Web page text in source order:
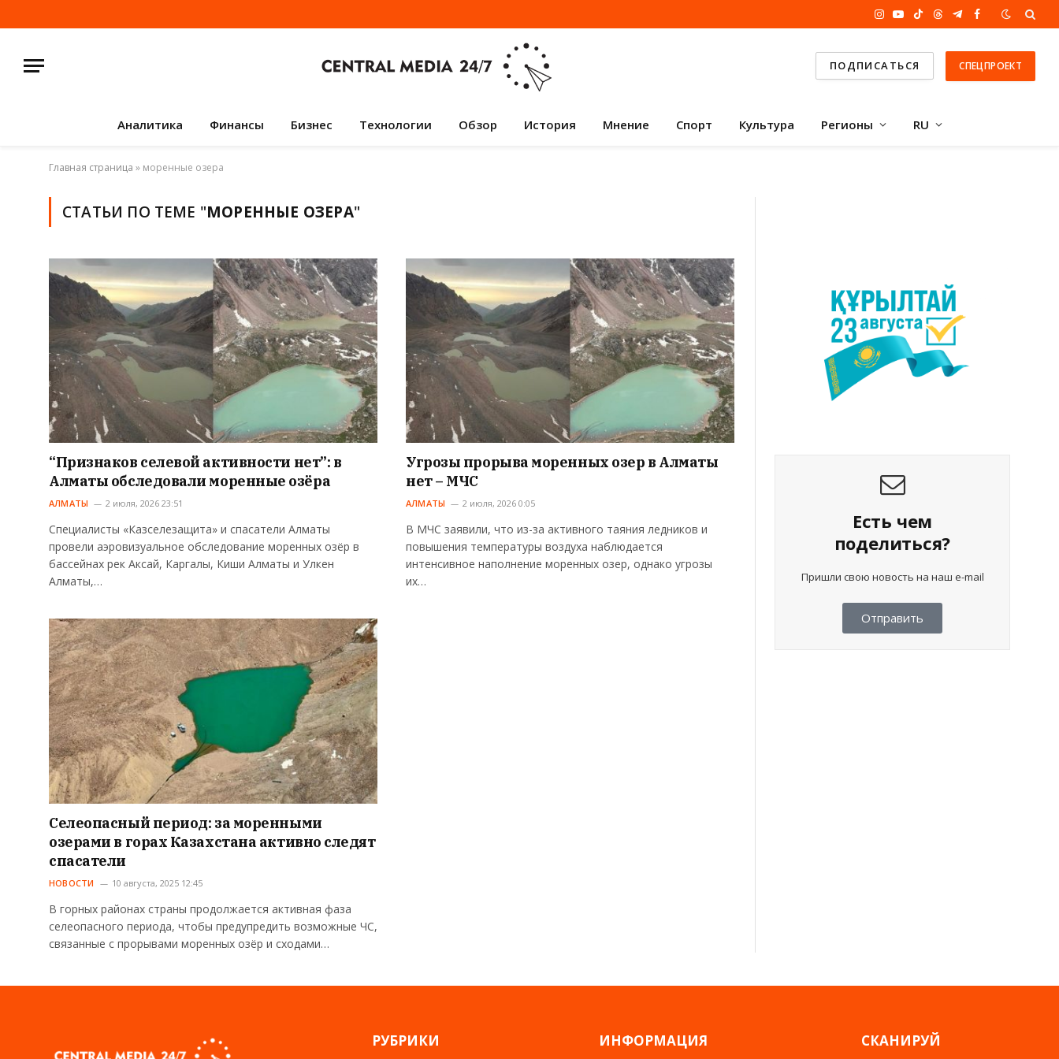
Instagram
YouTube
TikTokThreadsTelegram
Facebook
ПОДПИСАТЬСЯ СПЕЦПРОЕКТ
Аналитика Финансы Бизнес Технологии Обзор История Мнение Спорт Культура Регионы RU
Главная страница » моренные озера
СТАТЬИ ПО ТЕМЕ "МОРЕННЫЕ ОЗЕРА"
“Признаков селевой активности нет”: в
Алматы обследовали моренные озёра
АЛМАТЫ 2 июля, 2026 23:51
Специалисты «Казселезащита» и спасатели Алматы
провели аэровизуальное обследование моренных озёр в
бассейнах рек Аксай, Каргалы, Киши Алматы и Улкен
Алматы,…
Угрозы прорыва моренных озер в Алматы
нет – МЧС
АЛМАТЫ 2 июля, 2026 0:05
В МЧС заявили, что из-за активного таяния ледников и
повышения температуры воздуха наблюдается
интенсивное наполнение моренных озер, однако угрозы
их…
Селеопасный период: за моренными
озерами в горах Казахстана активно следят
спасатели
НОВОСТИ 10 августа, 2025 12:45
В горных районах страны продолжается активная фаза
селеопасного периода, чтобы предупредить возможные ЧС,
связанные с прорывами моренных озёр и сходами…
Есть чем
поделиться?
Пришли свою новость на наш e-mail
Отправить
РУБРИКИ ИНФОРМАЦИЯ СКАНИРУЙ